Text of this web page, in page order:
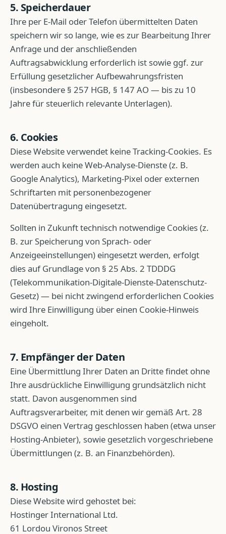
5. Speicherdauer
Ihre per E-Mail oder Telefon übermittelten Daten
speichern wir so lange, wie es zur Bearbeitung Ihrer
Anfrage und der anschließenden
Auftragsabwicklung erforderlich ist sowie ggf. zur
Erfüllung gesetzlicher Aufbewahrungsfristen
(insbesondere § 257 HGB, § 147 AO — bis zu 10
Jahre für steuerlich relevante Unterlagen).
6. Cookies
Diese Website verwendet keine Tracking-Cookies. Es
werden auch keine Web-Analyse-Dienste (z. B.
Google Analytics), Marketing-Pixel oder externen
Schriftarten mit personenbezogener
Datenübertragung eingesetzt.
Sollten in Zukunft technisch notwendige Cookies (z.
B. zur Speicherung von Sprach- oder
Anzeigeeinstellungen) eingesetzt werden, erfolgt
dies auf Grundlage von § 25 Abs. 2 TDDDG
(Telekommunikation-Digitale-Dienste-Datenschutz-
Gesetz) — bei nicht zwingend erforderlichen Cookies
wird Ihre Einwilligung über einen Cookie-Hinweis
eingeholt.
7. Empfänger der Daten
Eine Übermittlung Ihrer Daten an Dritte findet ohne
Ihre ausdrückliche Einwilligung grundsätzlich nicht
statt. Davon ausgenommen sind
Auftragsverarbeiter, mit denen wir gemäß Art. 28
DSGVO einen Vertrag geschlossen haben (etwa unser
Hosting-Anbieter), sowie gesetzlich vorgeschriebene
Übermittlungen (z. B. an Finanzbehörden).
8. Hosting
Diese Website wird gehostet bei:
Hostinger International Ltd.
61 Lordou Vironos Street